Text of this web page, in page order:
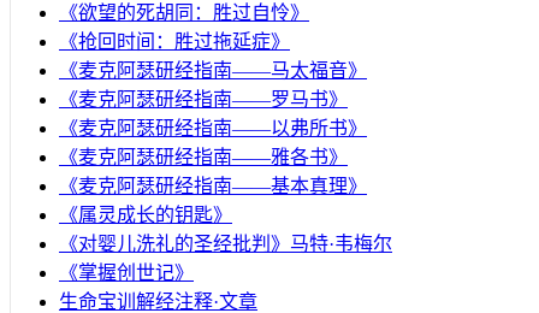
《欲望的死胡同：胜过自怜》
《抢回时间：胜过拖延症》
《麦克阿瑟研经指南——马太福音》
《麦克阿瑟研经指南——罗马书》
《麦克阿瑟研经指南——以弗所书》
《麦克阿瑟研经指南——雅各书》
《麦克阿瑟研经指南——基本真理》
《属灵成长的钥匙》
《对婴儿洗礼的圣经批判》马特·韦梅尔
《掌握创世记》
生命宝训解经注释·文章